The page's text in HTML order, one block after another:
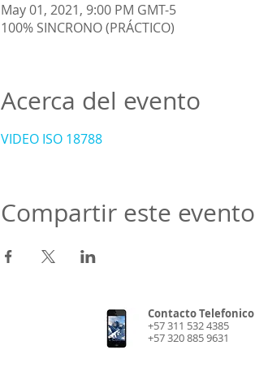
May 01, 2021, 9:00 PM GMT-5
100% SINCRONO (PRÁCTICO)
Acerca del evento
VIDEO ISO 18788
Compartir este evento
Contacto Telefonico
+57 311 532 4385
+57 320 885 9631